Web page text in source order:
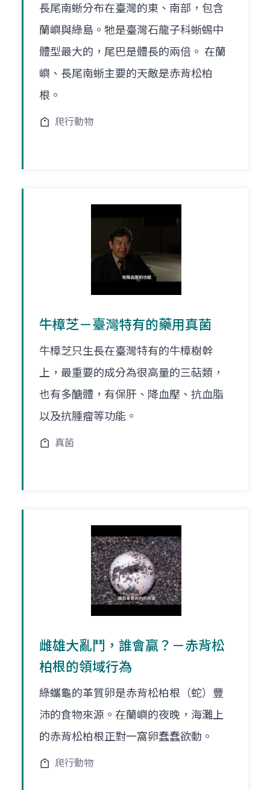
長尾南蜥分布在臺灣的東、南部，包含
蘭嶼與綠島。牠是臺灣石龍子科蜥蜴中
體型最大的，尾巴是體長的兩倍。 在蘭
嶼、長尾南蜥主要的天敵是赤背松柏
根。
爬行動物
牛樟芝－臺灣特有的藥用真菌
牛樟芝只生長在臺灣特有的牛樟樹幹
上，最重要的成分為很高量的三萜類，
也有多醣體，有保肝、降血壓、抗血脂
以及抗腫瘤等功能。
真菌
雌雄大亂鬥，誰會贏？－赤背松
柏根的領域行為
綠蠵龜的革質卵是赤背松柏根（蛇）豐
沛的食物來源。在蘭嶼的夜晚，海灘上
的赤背松柏根正對一窩卵蠢蠢欲動。
爬行動物